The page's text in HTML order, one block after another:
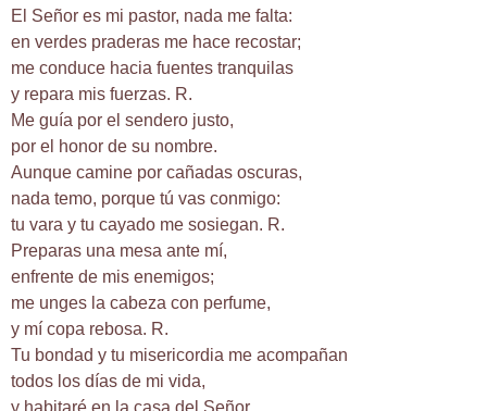
El Señor es mi pastor, nada me falta:
en verdes praderas me hace recostar;
me conduce hacia fuentes tranquilas
y repara mis fuerzas. R.
Me guía por el sendero justo,
por el honor de su nombre.
Aunque camine por cañadas oscuras,
nada temo, porque tú vas conmigo:
tu vara y tu cayado me sosiegan. R.
Preparas una mesa ante mí,
enfrente de mis enemigos;
me unges la cabeza con perfume,
y mí copa rebosa. R.
Tu bondad y tu misericordia me acompañan
todos los días de mi vida,
y habitaré en la casa del Señor